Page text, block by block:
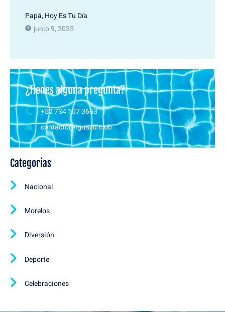
Papá, Hoy Es Tu Día
junio 9, 2025
¿Tienes alguna pregunta?
+52 734 107 3663
contacto@iguazu.club
Categorias
Nacional
Morelos
Diversión
Deporte
Celebraciones